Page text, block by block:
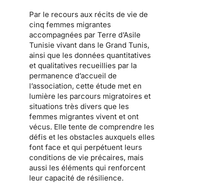
Par le recours aux récits de vie de
cinq femmes migrantes
accompagnées par Terre d’Asile
Tunisie vivant dans le Grand Tunis,
ainsi que les données quantitatives
et qualitatives recueillies par la
permanence d’accueil de
l’association, cette étude met en
lumière les parcours migratoires et
situations très divers que les
femmes migrantes vivent et ont
vécus. Elle tente de comprendre les
défis et les obstacles auxquels elles
font face et qui perpétuent leurs
conditions de vie précaires, mais
aussi les éléments qui renforcent
leur capacité de résilience.